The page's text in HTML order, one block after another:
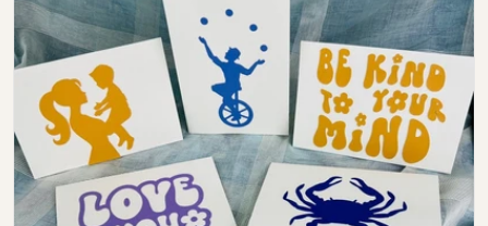
Open media 0 in modal